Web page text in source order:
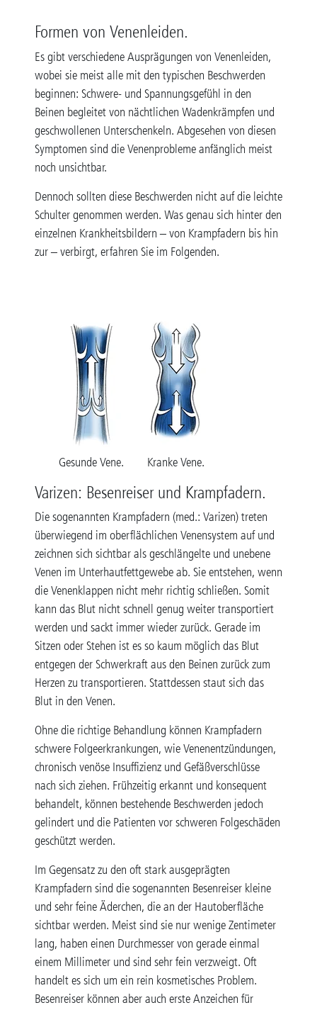
Formen von Venenleiden.
Es gibt verschiedene Ausprägungen von Venenleiden,
wobei sie meist alle mit den typischen Beschwerden
beginnen: Schwere- und Spannungsgefühl in den
Beinen begleitet von nächtlichen Wadenkrämpfen und
geschwollenen Unterschenkeln. Abgesehen von diesen
Symptomen sind die Venenprobleme anfänglich meist
noch unsichtbar.
Dennoch sollten diese Beschwerden nicht auf die leichte
Schulter genommen werden. Was genau sich hinter den
einzelnen Krankheitsbildern – von Krampfadern bis hin
zur – verbirgt, erfahren Sie im Folgenden.
Gesunde Vene. Kranke Vene.
Varizen: Besenreiser und Krampfadern.
Die sogenannten Krampfadern (med.: Varizen) treten
überwiegend im oberflächlichen Venensystem auf und
zeichnen sich sichtbar als geschlängelte und unebene
Venen im Unterhautfettgewebe ab. Sie entstehen, wenn
die Venenklappen nicht mehr richtig schließen. Somit
kann das Blut nicht schnell genug weiter transportiert
werden und sackt immer wieder zurück. Gerade im
Sitzen oder Stehen ist es so kaum möglich das Blut
entgegen der Schwerkraft aus den Beinen zurück zum
Herzen zu transportieren. Stattdessen staut sich das
Blut in den Venen.
Ohne die richtige Behandlung können Krampfadern
schwere Folgeerkrankungen, wie Venenentzündungen,
chronisch venöse Insuffizienz und Gefäßverschlüsse
nach sich ziehen. Frühzeitig erkannt und konsequent
behandelt, können bestehende Beschwerden jedoch
gelindert und die Patienten vor schweren Folgeschäden
geschützt werden.
Im Gegensatz zu den oft stark ausgeprägten
Krampfadern sind die sogenannten Besenreiser kleine
und sehr feine Äderchen, die an der Hautoberfläche
sichtbar werden. Meist sind sie nur wenige Zentimeter
lang, haben einen Durchmesser von gerade einmal
einem Millimeter und sind sehr fein verzweigt. Oft
handelt es sich um ein rein kosmetisches Problem.
Besenreiser können aber auch erste Anzeichen für